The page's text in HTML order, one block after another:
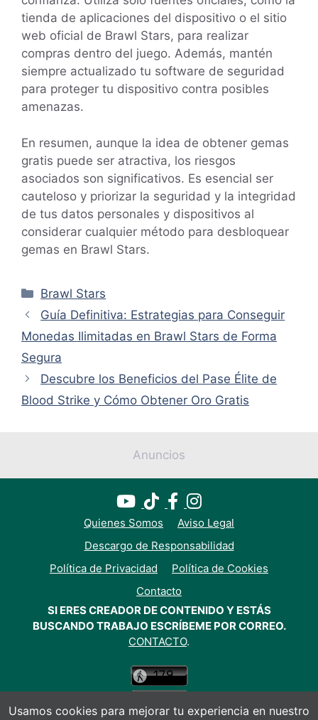
tienda de aplicaciones del dispositivo o el sitio
web oficial de Brawl Stars, para realizar
compras dentro del juego. Además, mantén
siempre actualizado tu software de seguridad
para proteger tu dispositivo contra posibles
amenazas.
En resumen, aunque la idea de obtener gemas
gratis puede ser atractiva, los riesgos
asociados son significativos. Es esencial ser
cauteloso y priorizar la seguridad y la integridad
de tus datos personales y dispositivos al
considerar cualquier método para desbloquear
gemas en Brawl Stars.
Categorías
Brawl Stars
Guía Definitiva: Estrategias para Conseguir
Monedas Ilimitadas en Brawl Stars de Forma
Segura
Descubre los Beneficios del Pase Élite de
Blood Strike y Cómo Obtener Oro Gratis
Anuncios
Quienes Somos
Aviso Legal
Descargo de Responsabilidad
Política de Privacidad
Política de Cookies
Contacto
SI ERES CREADOR DE CONTENIDO Y ESTÁS
BUSCANDO TRABAJO ESCRÍBEME POR CORREO.
CONTACTO.
Usamos cookies para mejorar tu experiencia en nuestro